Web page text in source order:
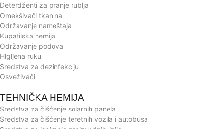
Deterdženti za pranje rublja
Omekšivači tkanina
Održavanje nameštaja
Kupatilska hemija
Održavanje podova
Higijena ruku
Sredstva za dezinfekciju
Osveživači
TEHNIČKA HEMIJA
Sredstva za čišćenje solarnih panela
Sredstva za čišćenje teretnih vozila i autobusa